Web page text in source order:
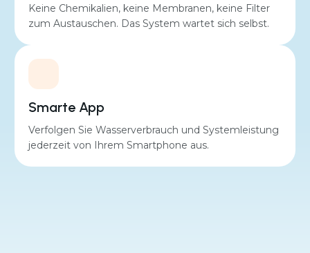
Keine Chemikalien, keine Membranen, keine Filter
zum Austauschen. Das System wartet sich selbst.
Smarte App
Verfolgen Sie Wasserverbrauch und Systemleistung
jederzeit von Ihrem Smartphone aus.